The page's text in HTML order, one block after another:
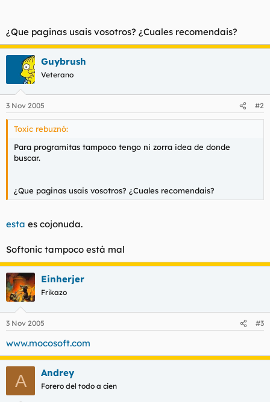
¿Que paginas usais vosotros? ¿Cuales recomendais?
Guybrush
Veterano
3 Nov 2005 #2
Toxic rebuznó:
Para programitas tampoco tengo ni zorra idea de donde
buscar.
¿Que paginas usais vosotros? ¿Cuales recomendais?
esta es cojonuda.
Softonic tampoco está mal
Einherjer
Frikazo
3 Nov 2005 #3
www.mocosoft.com
A Andrey
Forero del todo a cien